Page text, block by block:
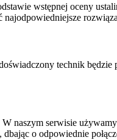
wstępnej oceny
technik będzie
naszym serwisie
o odpowiednie